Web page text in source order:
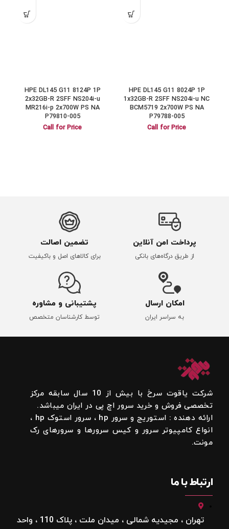
HPE DL145 G11 8024P 1P
1x32GB-R 2SFF NS204i-u NC
BCM5719 2x700W PS NA
P79788-005
Call for Price
HPE DL145 G11 8124P 1P
2x32GB-R 2SFF NS204i-u
MR216i-p 2x700W PS NA
P79810-005
Call for Price
پرداخت امن آنلاین
از طریق درگاه‌های بانکی
تضمین اصالت
برای کالاهای اصل و باکیفیت
امکان ارسال
به سراسر ایران
پشتیبانی و مشاوره
توسط کارشناسان متخصص
شرکت یاقوت سرخ با بیش از 10 سال سابقه مرکز
تخصصی فروش و خرید سرور اچ پی در ایران میباشد.
ارائه دهنده : استوریج و سرور hp ، سرور استوک hp ،
انواع کامپیوتر سرور و کیس سرورها و سرورهای رک
مونت.
ارتباط با ما
تهران ، مجیدیه شمالی ، میدان ملت ، پلاک 110 ، واحد